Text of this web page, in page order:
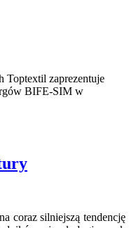
Toptextil zaprezentuje
BIFE-SIM w
coraz silniejszą tendencję